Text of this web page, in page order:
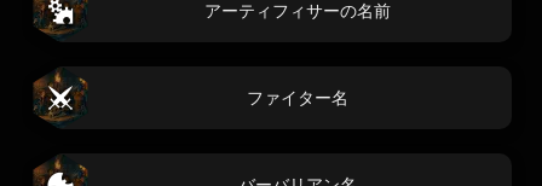
アーティフィサーの名前
ファイター名